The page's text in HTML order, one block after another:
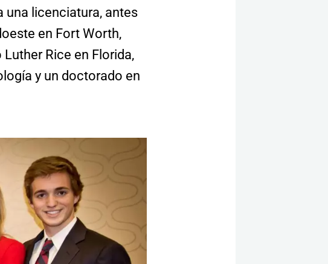
una licenciatura, antes
en Fort Worth,
Rice en Florida,
y un doctorado en